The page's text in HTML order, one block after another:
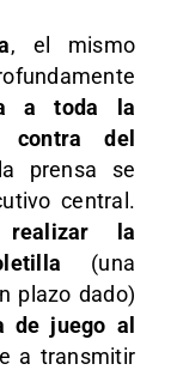
, el mismo
a toda la
contra del
prensa se
central.
la
(una
plazo dado)
de juego al
a transmitir